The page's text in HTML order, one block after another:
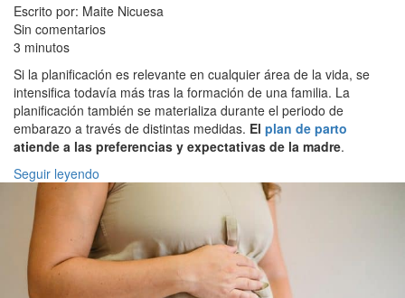
Escrito por: Maite Nicuesa
Sin comentarios
3 minutos
Si la planificación es relevante en cualquier área de la vida, se
intensifica todavía más tras la formación de una familia. La
planificación también se materializa durante el periodo de
embarazo a través de distintas medidas. El plan de parto
atiende a las preferencias y expectativas de la madre.
Seguir leyendo